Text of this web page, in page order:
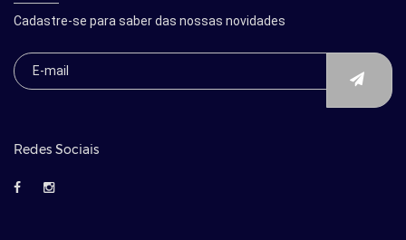
Cadastre-se para saber das nossas novidades
Redes Sociais